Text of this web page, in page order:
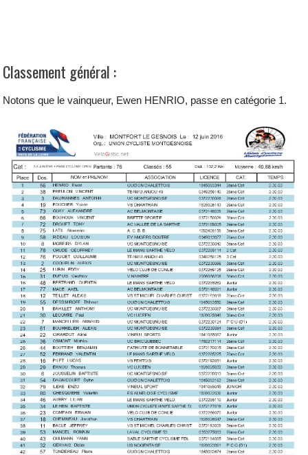
Classement général :
Notons que le vainqueur, Ewen HENRIO, passe en catégorie 1.